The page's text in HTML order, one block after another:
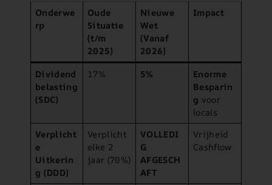
Onderwe
rp
Oude
Situatie
(t/m
2025)
Nieuwe
Wet
(Vanaf
2026)
Impact
Dividend
belasting
(SDC)
17% 5%
Enorme
Besparin
g voor
locals
Verplicht
e
Uitkerin
g (DDD)
Verplicht
elke 2
jaar (70%)
VOLLEDI
G
AFGESCH
AFT
Vrijheid
Cashflow